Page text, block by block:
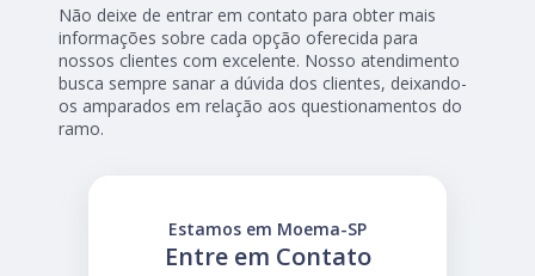
Não deixe de entrar em contato para obter mais
informações sobre cada opção oferecida para
nossos clientes com excelente. Nosso atendimento
busca sempre sanar a dúvida dos clientes, deixando-
os amparados em relação aos questionamentos do
ramo.
Entre em Contato
Estamos em Moema-SP